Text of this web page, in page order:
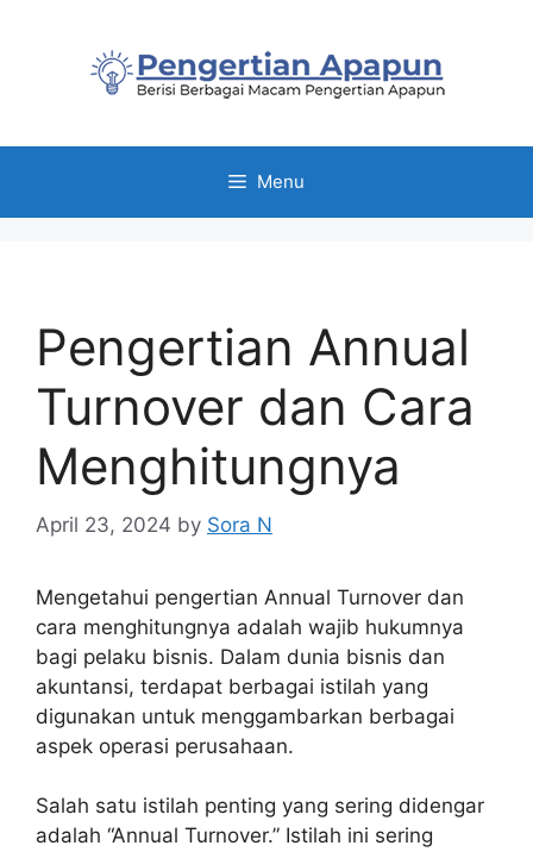
Menu
Pengertian Annual
Turnover dan Cara
Menghitungnya
April 23, 2024 by Sora N
Mengetahui pengertian Annual Turnover dan
cara menghitungnya adalah wajib hukumnya
bagi pelaku bisnis. Dalam dunia bisnis dan
akuntansi, terdapat berbagai istilah yang
digunakan untuk menggambarkan berbagai
aspek operasi perusahaan.
Salah satu istilah penting yang sering didengar
adalah “Annual Turnover.” Istilah ini sering